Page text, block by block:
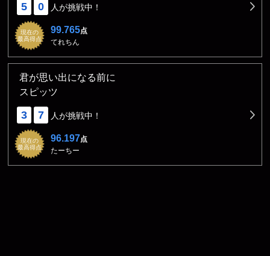
5 0 人が挑戦中！
現在の
最高得点
99.765点
てれちん
君が思い出になる前に
スピッツ
3 7 人が挑戦中！
現在の
最高得点
96.197点
たーちー